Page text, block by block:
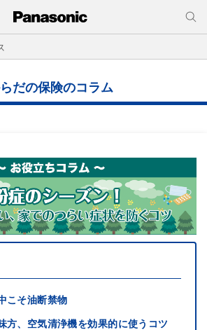
だの保険のコラム
こそ油断禁物
方、空気清浄機を効果的に使うコツ